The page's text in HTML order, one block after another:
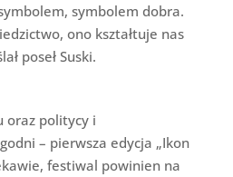
symbolem dobra.
ono kształtuje nas
poseł Suski.
oraz politycy i
– pierwsza edycja „Ikon
festiwal powinien na